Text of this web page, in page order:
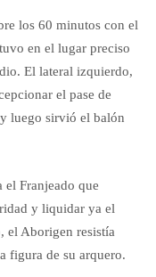
los 60 minutos con el
en el lugar preciso
El lateral izquierdo,
el pase de
luego sirvió el balón
el Franjeado que
y liquidar ya el
el Aborigen resistía
figura de su arquero.